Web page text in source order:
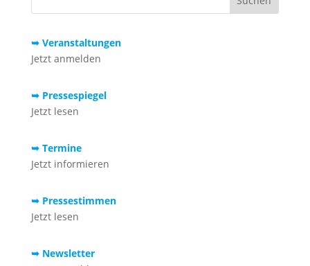
➥ Veranstaltungen
Jetzt anmelden
➥ Pressespiegel
Jetzt lesen
➥ Termine
Jetzt informieren
➥ Pressestimmen
Jetzt lesen
➥ Newsletter